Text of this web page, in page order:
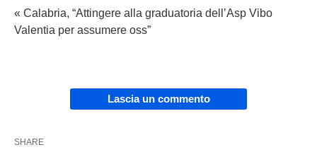
« Calabria, “Attingere alla graduatoria dell’Asp Vibo
Valentia per assumere oss”
Lascia un commento
SHARE